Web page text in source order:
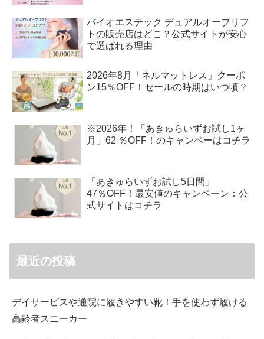
バイオエステック デュアルオーブリフ
トの販売店はどこ？公式サイトが安心
で選ばれる理由
2026年8月「ネルマットレス」クーポ
ン15％OFF！セールの時期はいつ頃？
※2026年！「あきゅらいずお試し1ヶ
月」62 ％OFF！のキャンペーはコチラ
「あきゅらいずお試し5日間」
47％OFF！最安値のキャンペーン：公
式サイトはコチラ
最近の投稿
デイサービスや通院に履きやすい靴！手を使わず履ける
高齢者スニーカー